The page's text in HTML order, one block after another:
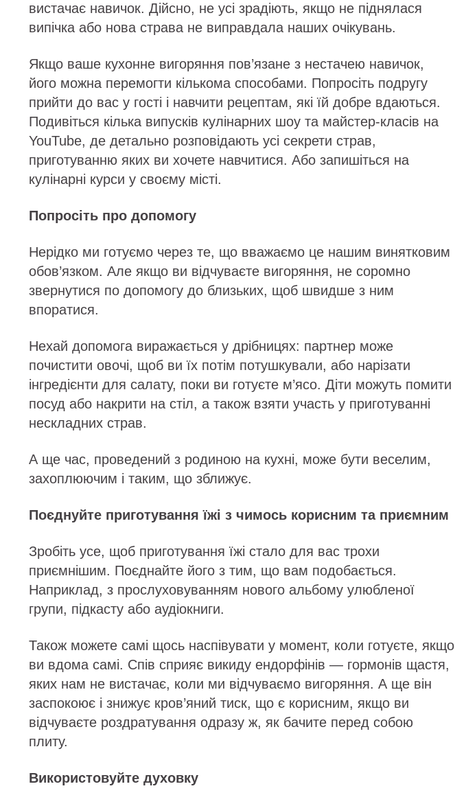
вистачає навичок. Дійсно, не усі зрадіють, якщо не піднялася
випічка або нова страва не виправдала наших очікувань.
Якщо ваше кухонне вигоряння пов’язане з нестачею навичок,
його можна перемогти кількома способами. Попросіть подругу
прийти до вас у гості і навчити рецептам, які їй добре вдаються.
Подивіться кілька випусків кулінарних шоу та майстер-класів на
YouTube, де детально розповідають усі секрети страв,
приготуванню яких ви хочете навчитися. Або запишіться на
кулінарні курси у своєму місті.
Попросіть про допомогу
Нерідко ми готуємо через те, що вважаємо це нашим винятковим
обов’язком. Але якщо ви відчуваєте вигоряння, не соромно
звернутися по допомогу до близьких, щоб швидше з ним
впоратися.
Нехай допомога виражається у дрібницях: партнер може
почистити овочі, щоб ви їх потім потушкували, або нарізати
інгредієнти для салату, поки ви готуєте м’ясо. Діти можуть помити
посуд або накрити на стіл, а також взяти участь у приготуванні
нескладних страв.
А ще час, проведений з родиною на кухні, може бути веселим,
захоплюючим і таким, що зближує.
Поєднуйте приготування їжі з чимось корисним та приємним
Зробіть усе, щоб приготування їжі стало для вас трохи
приємнішим. Поєднайте його з тим, що вам подобається.
Наприклад, з прослуховуванням нового альбому улюбленої
групи, підкасту або аудіокниги.
Також можете самі щось наспівувати у момент, коли готуєте, якщо
ви вдома самі. Спів сприяє викиду ендорфінів — гормонів щастя,
яких нам не вистачає, коли ми відчуваємо вигоряння. А ще він
заспокоює і знижує кров’яний тиск, що є корисним, якщо ви
відчуваєте роздратування одразу ж, як бачите перед собою
плиту.
Використовуйте духовку